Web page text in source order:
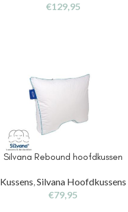
€129,95
Silvana Rebound hoofdkussen
Kussens,Silvana Hoofdkussens
€79,95